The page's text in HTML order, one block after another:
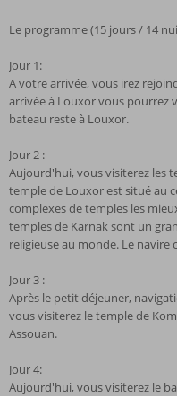
Le programme (15 jours / 14
Jour 1:
A votre arrivée, vous irez
arrivée à Louxor vous pourrez
bateau reste à Louxor.
Jour 2 :
Aujourd'hui, vous visiterez les
temple de Louxor est situé au
complexes de temples les
temples de Karnak sont un
religieuse au monde. Le navire
Jour 3 :
Après le petit déjeuner,
vous visiterez le temple de
Assouan.
Jour 4:
Aujourd'hui, vous visiterez le